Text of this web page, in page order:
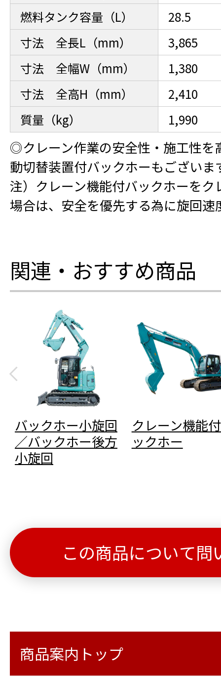
燃料タンク容量（L）
28.5
寸法 全長L（mm）
3,865
寸法 全幅W（mm）
1,380
寸法 全高H（mm）
2,410
質量（kg）
1,990
◎クレーン作業の安全性・施工性を
動切替装置付バックホーもございま
注）クレーン機能付バックホーを
場合は、安全を優先する為に旋回速
関連・おすすめ商品
バックホー小旋回
／バックホー後方
小旋回
クレーン機能
ックホー
この商品について問
商品案内トップ